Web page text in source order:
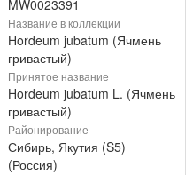
MW0023391
Название в коллекции
Hordeum jubatum (Ячмень
гривастый)
Принятое название
Hordeum jubatum L. (Ячмень
гривастый)
Районирование
Сибирь, Якутия (S5)
(Россия)